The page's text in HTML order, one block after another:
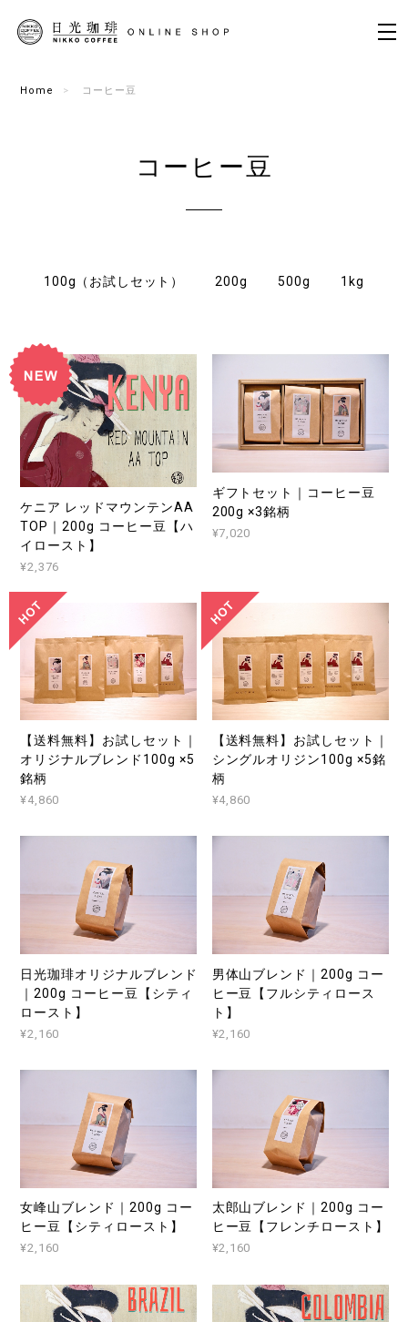
Home コーヒー豆
コーヒー豆
100g（お試しセット） 200g 500g 1kg
ケニア レッドマウンテンAA
TOP｜200g コーヒー豆【ハ
イロースト】
¥2,376
ギフトセット｜コーヒー豆
200g ×3銘柄
¥7,020
【送料無料】お試しセット｜
オリジナルブレンド100g ×5
銘柄
¥4,860
【送料無料】お試しセット｜
シングルオリジン100g ×5銘
柄
¥4,860
日光珈琲オリジナルブレンド
｜200g コーヒー豆【シティ
ロースト】
¥2,160
男体山ブレンド｜200g コー
ヒー豆【フルシティロース
ト】
¥2,160
女峰山ブレンド｜200g コー
ヒー豆【シティロースト】
¥2,160
太郎山ブレンド｜200g コー
ヒー豆【フレンチロースト】
¥2,160